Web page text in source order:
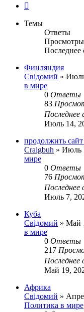
Темы
Ответы
Просмотры
Последнее
Финляндия
Свідомий »
в мире
0 Ответы
83
Последнее
Июль 14,
продолжить
Craigbuh » Июль
мире
0 Ответы
76
Последнее
Июль 7,
Куба
Свідомий » Май
в мире
0 Ответы
217
Последнее
Май 19,
Африка
Свідомий »
Политика в мире